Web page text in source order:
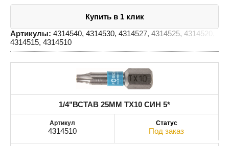
Купить в 1 клик
Артикулы: 4314540, 4314530, 4314527, 4314525, 4314520,
4314515, 4314510
1/4"ВСТАВ 25MM TX10 СИН 5*
4314510 Под заказ